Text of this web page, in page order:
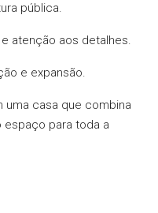
pública.
atenção aos detalhes.
e expansão.
uma casa que combina
para toda a